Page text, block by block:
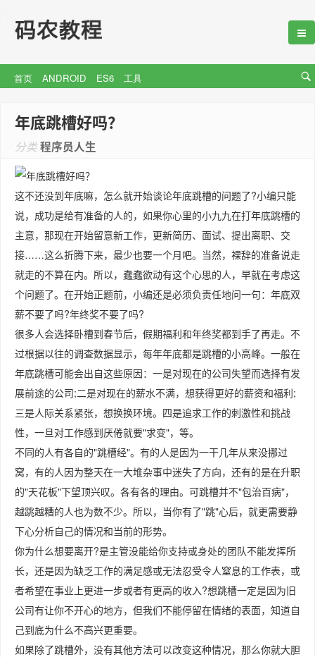
首页 ANDROID ES6 工具
年底跳槽好吗？
分类程序员人生
这不还没到年底嘛，怎么就开始谈论年底跳槽的问题了?小编只能
说，成功是给有准备的人的，如果你心里的小九九在打年底跳槽的
主意，那现在开始留意新工作，更新简历、面试、提出离职、交
接……这么折腾下来，最少也要一个月吧。当然，裸辞的准备说走
就走的不算在内。所以，蠢蠢欲动有这个心思的人，早就在考虑这
个问题了。在开始正题前，小编还是必须负责任地问一句：年底双
薪不要了吗?年终奖不要了吗?
很多人会选择卧槽到春节后，假期福利和年终奖都到手了再走。不
过根据以往的调查数据显示，每年年底都是跳槽的小高峰。一般在
年底跳槽可能会出自这些原因：一是对现在的公司失望而选择有发
展前途的公司;二是对现在的薪水不满，想获得更好的薪资和福利;
三是人际关系紧张，想换换环境。四是追求工作的刺激性和挑战
性，一旦对工作感到厌倦就要"求变"，等。
不同的人有各自的"跳槽经"。有的人是因为一干几年从来没挪过
窝，有的人因为整天在一大堆杂事中迷失了方向，还有的是在升职
的"天花板"下望顶兴叹。各有各的理由。可跳槽并不"包治百病"，
越跳越糟的人也为数不少。所以，当你有了"跳"心后，就更需要静
下心分析自己的情况和当前的形势。
你为什么想要离开?是主管没能给你支持或身处的团队不能发挥所
长，还是因为缺乏工作的满足感或无法忍受令人窒息的工作表，或
者希望在事业上更进一步或者有更高的收入?想跳槽一定是因为旧
公司有让你不开心的地方，但我们不能停留在情绪的表面，知道自
己到底为什么不高兴更重要。
如果除了跳槽外，没有其他方法可以改变这种情况，那么你就大胆